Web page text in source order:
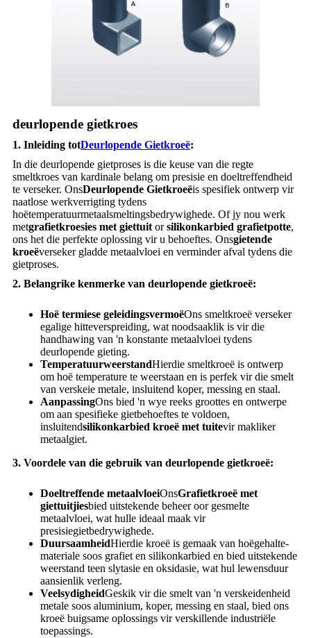
deurlopende gietkroes
1. Inleiding totDeurlopende Gietkroeë:
In die deurlopende gietproses is die keuse van die regte
smeltkroes van kardinale belang om presisie en doeltreffendheid
te verseker. OnsDeurlopende Gietkroeëis spesifiek ontwerp vir
naatlose werkverrigting tydens
hoëtemperatuurmetaalsmeltingsbedrywighede. Of jy nou werk
metgrafietkroesies met giettuit orsilikonkarbied grafietpotte,
ons het die perfekte oplossing vir u behoeftes. Onsgietende
kroeëverseker gladde metaalvloei en verminder afval tydens die
gietproses.
2. Belangrike kenmerke van deurlopende gietkroeë:
Hoë termiese geleidingsvermoëOns smeltkroeë verseker
egalige hitteverspreiding, wat noodsaaklik is vir die
handhawing van 'n konstante metaalvloei tydens
deurlopende gieting.
TemperatuurweerstandHierdie smeltkroeë is ontwerp
om hoë temperature te weerstaan ​​en is perfek vir die smelt
van verskeie metale, insluitend koper, messing en staal.
AanpassingOns bied 'n wye reeks groottes en ontwerpe
om aan spesifieke gietbehoeftes te voldoen,
insluitendsilikonkarbied kroeë met tuitevir makliker
metaalgiet.
3. Voordele van die gebruik van deurlopende gietkroeë:
Doeltreffende metaalvloeiOnsGrafietkroeë met
giettuitjiesbied uitstekende beheer oor gesmelte
metaalvloei, wat hulle ideaal maak vir
presisiegietbedrywighede.
DuursaamheidHierdie kroeë is gemaak van hoëgehalte-
materiale soos grafiet en silikonkarbied en bied uitstekende
weerstand teen slytasie en oksidasie, wat hul lewensduur
aansienlik verleng.
VeelsydigheidGeskik vir die smelt van 'n verskeidenheid
metale soos aluminium, koper, messing en staal, bied ons
kroeë buigsame oplossings vir verskillende industriële
toepassings.